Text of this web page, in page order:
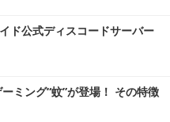
ド公式ディスコードサーバー
ーミング“蚊”が登場！ その特徴